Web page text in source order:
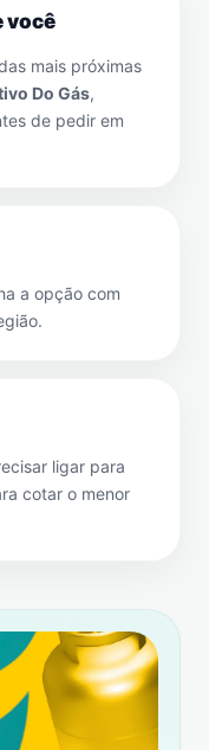
você
mais próximas
Do Gás,
de pedir em
a opção com
ligar para
cotar o menor